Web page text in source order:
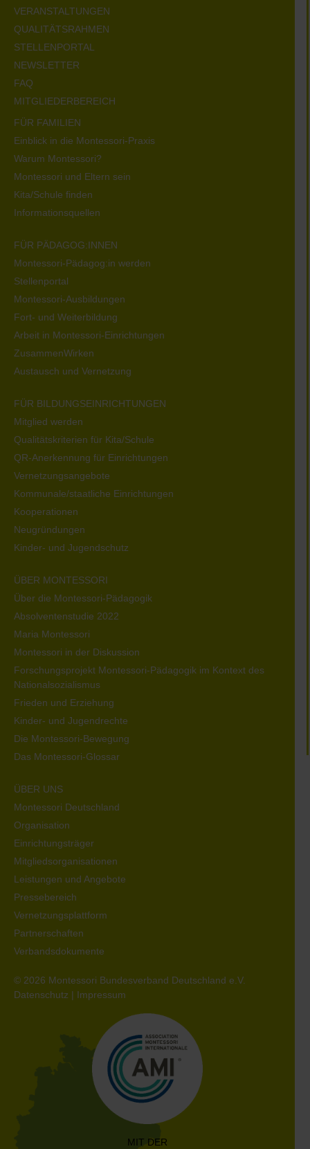
VERANSTALTUNGEN
QUALITÄTSRAHMEN
STELLENPORTAL
NEWSLETTER
FAQ
MITGLIEDERBEREICH
FÜR FAMILIEN
Einblick in die Montessori-Praxis
Warum Montessori?
Montessori und Eltern sein
Kita/Schule finden
Informationsquellen
FÜR PÄDAGOG:INNEN
Montessori-Pädagog:in werden
Stellenportal
Montessori-Ausbildungen
Fort- und Weiterbildung
Arbeit in Montessori-Einrichtungen
ZusammenWirken
Austausch und Vernetzung
FÜR BILDUNGSEINRICHTUNGEN
Mitglied werden
Qualitätskriterien für Kita/Schule
QR-Anerkennung für Einrichtungen
Vernetzungsangebote
Kommunale/staatliche Einrichtungen
Kooperationen
Neugründungen
Kinder- und Jugendschutz
ÜBER MONTESSORI
Über die Montessori-Pädagogik
Absolventenstudie 2022
Maria Montessori
Montessori in der Diskussion
Forschungsprojekt Montessori-Pädagogik im Kontext des
Nationalsozialismus
Frieden und Erziehung
Kinder- und Jugendrechte
Die Montessori-Bewegung
Das Montessori-Glossar
ÜBER UNS
Montessori Deutschland
Organisation
Einrichtungsträger
Mitgliedsorganisationen
Leistungen und Angebote
Pressebereich
Vernetzungsplattform
Partnerschaften
Verbandsdokumente
© 2026 Montessori Bundesverband Deutschland e.V.
Datenschutz | Impressum
MIT DER